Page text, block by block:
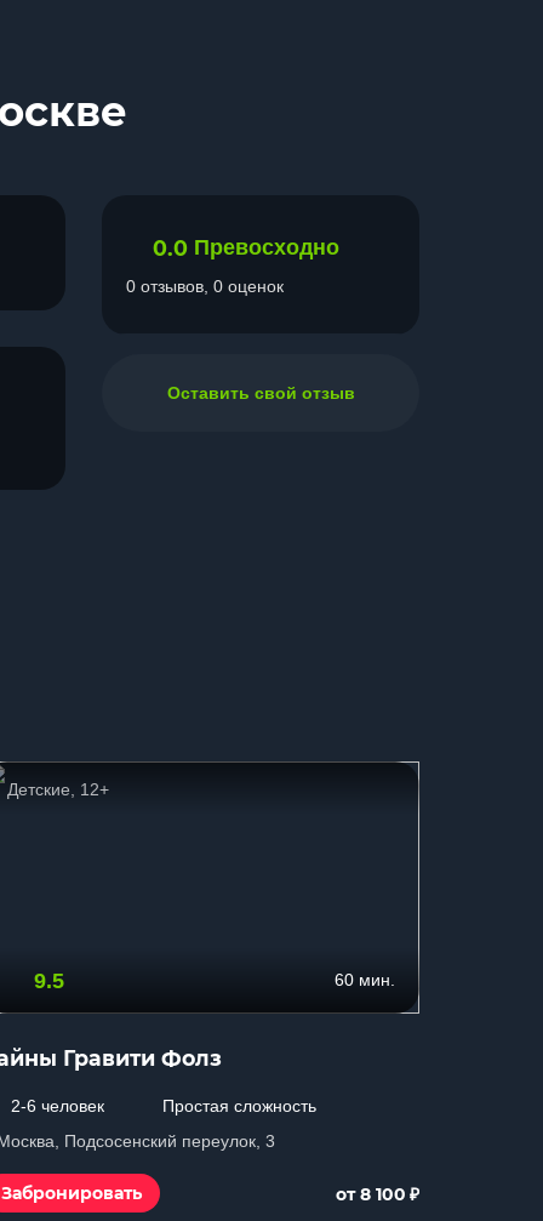
0.0 Превосходно
0 отзывов, 0 оценок
Оставить свой отзыв
Детские, 12+
9.5 60 мин.
Гравити Фолз
2-6 человек
Простая сложность
Подсосенский переулок, 3
Забронировать от 8 100 ₽